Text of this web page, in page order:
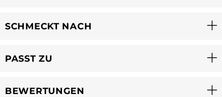
SCHMECKT NACH
PASST ZU
BEWERTUNGEN